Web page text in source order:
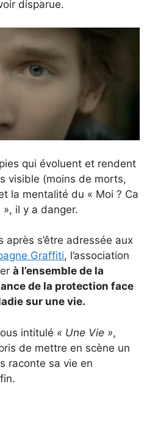
disparue.
qui évoluent et rendent
visible (moins de morts,
la mentalité du « Moi ? Ca
», il y a danger.
après s’être adressée aux
Graffiti, l’association
à l’ensemble de la
de la protection face
sur une vie.
intitulé « Une Vie »,
de mettre en scène un
raconte sa vie en